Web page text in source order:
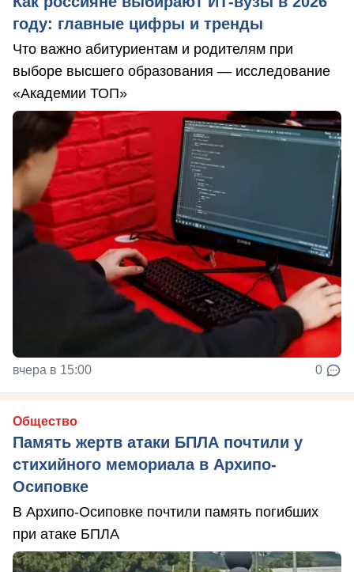
году: главные цифры и тренды
Что важно абитуриентам и родителям при
выборе высшего образования — исследование
«Академии ТОП»
вчера в 15:00 0
Общество
Память жертв атаки БПЛА почтили у
стихийного мемориала в Архипо-
Осиповке
В Архипо-Осиповке почтили память погибших
при атаке БПЛА